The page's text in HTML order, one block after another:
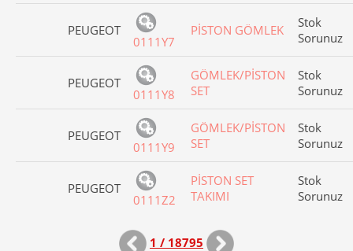
PEUGEOT
0111Y7
PİSTON GÖMLEK
Stok
Sorunuz
PEUGEOT
0111Y8
GÖMLEK/PİSTON
SET
Stok
Sorunuz
PEUGEOT
0111Y9
GÖMLEK/PİSTON
SET
Stok
Sorunuz
PEUGEOT
0111Z2
PİSTON SET
TAKIMI
Stok
Sorunuz
1 / 18795